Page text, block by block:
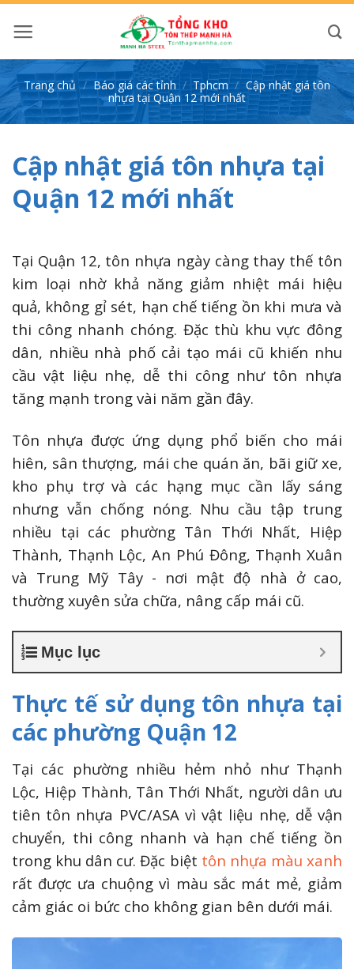
qua
nội
dungTrang chủ / Báo giá các tỉnh / Tphcm / Cập nhật giá tôn
nhựa tại Quận 12 mới nhất
Cập nhật giá tôn nhựa tại
Quận 12 mới nhất
Tại Quận 12, tôn nhựa ngày càng thay thế tôn
kim loại nhờ khả năng giảm nhiệt mái hiệu
quả, không gỉ sét, hạn chế tiếng ồn khi mưa và
thi công nhanh chóng. Đặc thù khu vực đông
dân, nhiều nhà phố cải tạo mái cũ khiến nhu
cầu vật liệu nhẹ, dễ thi công như tôn nhựa
tăng mạnh trong vài năm gần đây.
Tôn nhựa được ứng dụng phổ biến cho mái
hiên, sân thượng, mái che quán ăn, bãi giữ xe,
kho phụ trợ và các hạng mục cần lấy sáng
nhưng vẫn chống nóng. Nhu cầu tập trung
nhiều tại các phường Tân Thới Nhất, Hiệp
Thành, Thạnh Lộc, An Phú Đông, Thạnh Xuân
và Trung Mỹ Tây - nơi mật độ nhà ở cao,
thường xuyên sửa chữa, nâng cấp mái cũ.
Mục lục
Thực tế sử dụng tôn nhựa tại
các phường Quận 12
Tại các phường nhiều hẻm nhỏ như Thạnh
Lộc, Hiệp Thành, Tân Thới Nhất, người dân ưu
tiên tôn nhựa PVC/ASA vì vật liệu nhẹ, dễ vận
chuyển, thi công nhanh và hạn chế tiếng ồn
trong khu dân cư. Đặc biệt tôn nhựa màu xanh
rất được ưa chuộng vì màu sắc mát mẻ, giảm
cảm giác oi bức cho không gian bên dưới mái.